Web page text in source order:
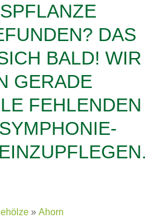
DAS
BALD! WIR
GERADE
FEHLENDEN
Ahorn